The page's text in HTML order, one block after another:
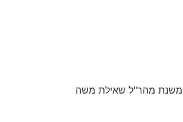
משנת מהר"ל שאילת משה